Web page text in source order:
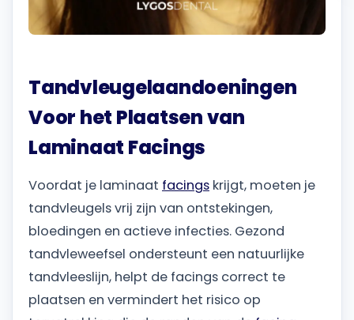
Tandvleugelaandoeningen
Voor het Plaatsen van
Laminaat Facings
Voordat je laminaat facings krijgt, moeten je
tandvleugels vrij zijn van ontstekingen,
bloedingen en actieve infecties. Gezond
tandvleweefsel ondersteunt een natuurlijke
tandvleeslijn, helpt de facings correct te
plaatsen en vermindert het risico op